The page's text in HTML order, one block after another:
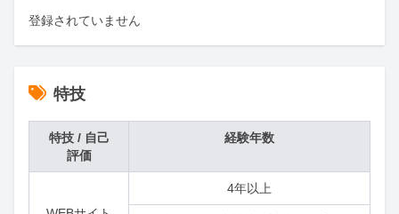
登録されていません
特技
特技 / 自己
評価
経験年数
4年以上